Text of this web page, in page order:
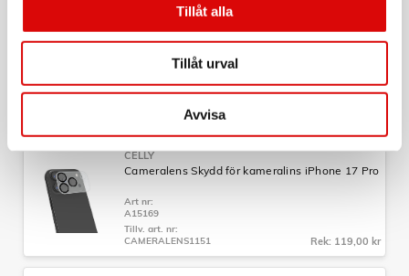
Tillåt alla
Tillåt urval
Avvisa
Gelskin TPU Cover iPhone 15 Transparent
A10628
Tillv. art. nr:
CELLY
Cameralens Skydd för kameralins iPhone 17 Pro
Art nr:
A15169
Tillv. art. nr:
CAMERALENS1151
Rek: 119,00 kr